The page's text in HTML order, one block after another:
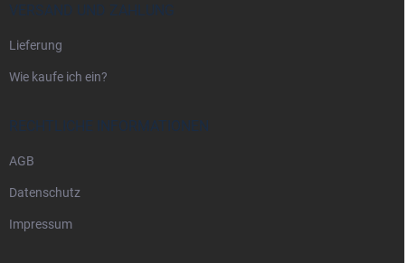
VERSAND UND ZAHLUNG
Lieferung
Wie kaufe ich ein?
RECHTLICHE INFORMATIONEN
AGB
Datenschutz
Impressum